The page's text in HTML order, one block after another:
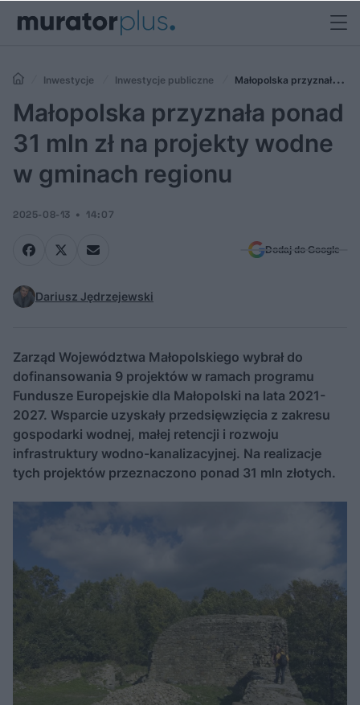
Inwestycje Inwestycje publiczne
Małopolska przyznała
ponad 31 mln zł na projekty wodne w gminach regionu
Małopolska przyznała ponad
31 mln zł na projekty wodne
w gminach regionu
2025-08-13 14:07
Dodaj do Google
Dariusz Jędrzejewski
Zarząd Województwa Małopolskiego wybrał do
dofinansowania 9 projektów w ramach programu
Fundusze Europejskie dla Małopolski na lata 2021-
2027. Wsparcie uzyskały przedsięwzięcia z zakresu
gospodarki wodnej, małej retencji i rozwoju
infrastruktury wodno-kanalizacyjnej. Na realizacje
tych projektów przeznaczono ponad 31 mln złotych.